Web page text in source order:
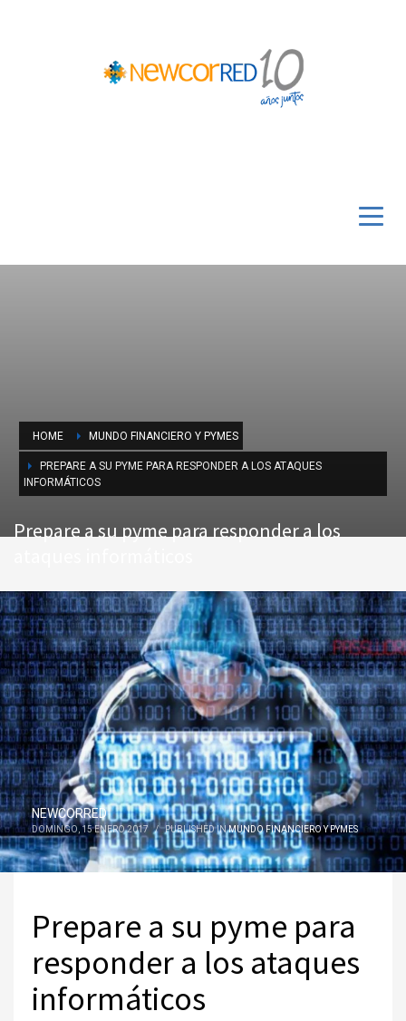
HOME MUNDO FINANCIERO Y PYMES
PREPARE A SU PYME PARA RESPONDER A LOS ATAQUES
INFORMÁTICOS
Prepare a su pyme para responder a los
NEWCORRED
DOMINGO, 15 ENERO 2017 / PUBLISHED INMUNDO FINANCIERO Y PYMES
Prepare a su pyme para
responder a los ataques
informáticos